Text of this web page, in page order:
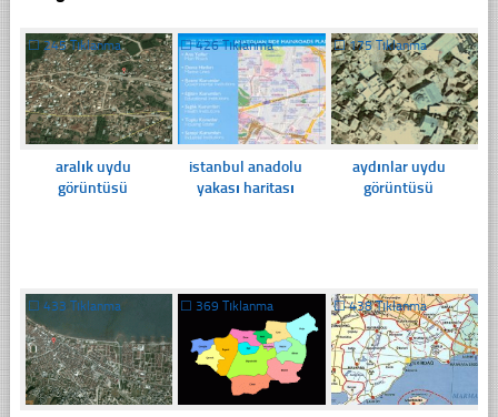
☐245 Tıklanma
aralık uydu
görüntüsü
☐426 Tıklanma
istanbul anadolu
yakası haritası
☐175 Tıklanma
aydınlar uydu
görüntüsü
☐ 433 Tıklanma ☐369 Tıklanma ☐438 Tıklanma